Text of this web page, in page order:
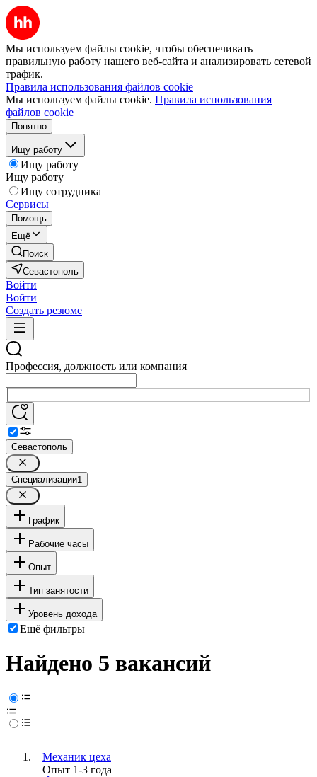
Мы используем файлы cookie, чтобы обеспечивать
правильную работу нашего веб-сайта и анализировать сетевой
трафик.
Правила использования файлов cookie
Мы используем файлы cookie. Правила использования
файлов cookie
Понятно
Ищу работу
Ищу работу
Ищу работу
Ищу сотрудника
Сервисы
Помощь
Ещё
Поиск
Севастополь
Войти
Войти
Создать резюме
Профессия, должность или компания
Севастополь
Специализации1
График
Рабочие часы
Опыт
Тип занятости
Уровень дохода
Ещё фильтры
Найдено 5 вакансий
Механик цеха
Опыт 1-3 года